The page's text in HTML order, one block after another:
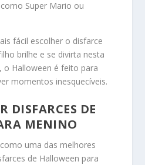
Super Mario ou
fácil escolher o disfarce
brilhe e se divirta nesta
o Halloween é feito para
momentos inesquecíveis.
DISFARCES DE
MENINO
uma das melhores
de Halloween para